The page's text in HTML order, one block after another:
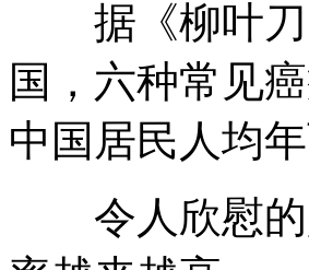
据《柳叶刀
国，六种常见
中国居民人均
令人欣慰的